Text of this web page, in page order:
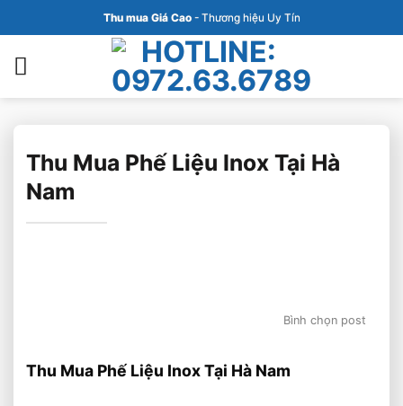
qua
nội
Thu mua Giá Cao- Thương hiệu Uy Tín
Thu Mua Phế Liệu Inox Tại Hà
Nam
Bình chọn post
Thu Mua Phế Liệu Inox Tại Hà Nam